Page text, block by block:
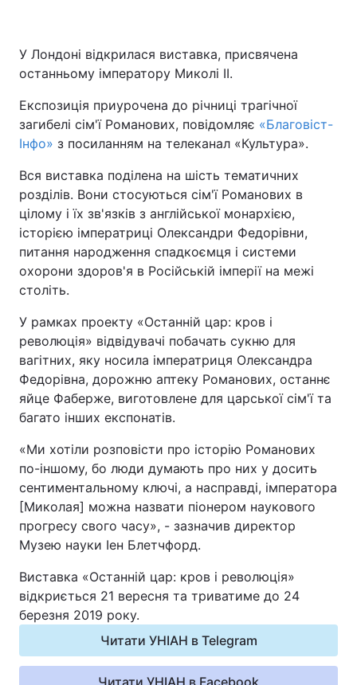
Дніпро Харків
Спорт Наука
Техно і зв'язок Лайт
Здоров'я Туризм
Цікавинки Погода
Інтерв'ю Думки
Архів Вакансії
Контакти
ПОСЛУГИ
Реклама на сайті Фотобанк
У Лондоні відкрилася виставка, присвячена
останньому імператору Миколі II.
Експозиція приурочена до річниці трагічної
загибелі сім'ї Романових, повідомляє «Благовіст-
Інфо» з посиланням на телеканал «Культура».
Вся виставка поділена на шість тематичних
розділів. Вони стосуються сім'ї Романових в
цілому і їх зв'язків з англійської монархією,
історією імператриці Олександри Федорівни,
питання народження спадкоємця і системи
охорони здоров'я в Російській імперії на межі
століть.
У рамках проекту «Останній цар: кров і
революція» відвідувачі побачать сукню для
вагітних, яку носила імператриця Олександра
Федорівна, дорожню аптеку Романових, останнє
яйце Фаберже, виготовлене для царської сім'ї та
багато інших експонатів.
«Ми хотіли розповісти про історію Романових
по-іншому, бо люди думають про них у досить
сентиментальному ключі, а насправді, імператора
[Миколая] можна назвати піонером наукового
прогресу свого часу», - зазначив директор
Музею науки Іен Блетчфорд.
Виставка «Останній цар: кров і революція»
відкриється 21 вересня та триватиме до 24
березня 2019 року.
Читати УНІАН в Telegram
Читати УНІАН в Facebook